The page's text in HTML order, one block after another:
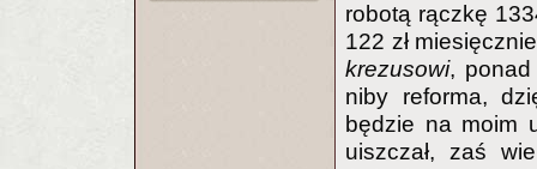
robotą rączkę
122 zł
krezusowi, ponad
niby reforma,
będzie na moim
uiszczał, zaś